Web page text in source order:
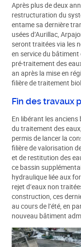
Après plus de deux
restructuration du
entame sa dernière
usées d’Aurillac,
seront traitées via les
en service du
pré-traitement des
an après la mise en
filière de traitement
Fin des travaux
En libérant les
du traitement des
permis de lancer la
filière de valorisation
et de restitution des
ce bassin
hydraulique liée aux
rejet d’eaux non
construction, ces
au cours de l’été, en
nouveau bâtiment